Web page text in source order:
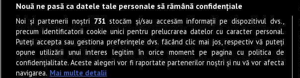
Artă & Cultură
Teatru
Film
Program filme
Lifestyle
Nouă ne pasă ca datele tale personale să rămână confidențiale
Noi și partenerii noștri 731 stocăm și/sau accesăm informații pe dispozitivul dvs.,
precum identificatorii cookie unici pentru prelucrarea datelor cu caracter personal.
Puteți accepta sau gestiona preferințele dvs. făcând clic mai jos, respectiv vă puteți
opune utilizării unui interes legitim în orice moment pe pagina cu politica de
confidențialitate. Aceste alegeri vor fi raportate partenerilor noștri și nu vă vor afecta
navigarea. Mai multe detalii